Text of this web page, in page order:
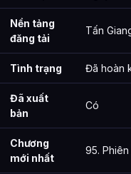
Nền tảng
đăng tải
Tấn
Tình trạng Đã hoàn
Đã xuất
bản
Có
Chương
mới nhất
95.